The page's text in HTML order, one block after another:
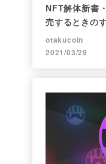
NFT解体新書
売するときの
ト】
otakucoin
2021/03/29